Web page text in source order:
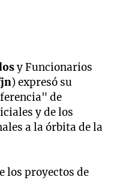
y Funcionarios
) expresó su
de
y de los
a la órbita de la
los proyectos de